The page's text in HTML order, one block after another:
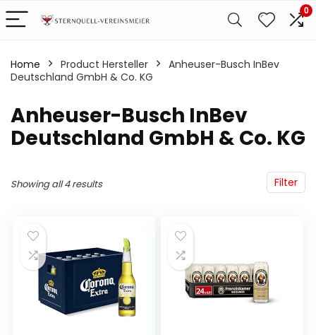
0
Home Product Hersteller
‎Anheuser-Busch InBev
Deutschland GmbH & Co. KG
‎Anheuser-Busch InBev
Deutschland GmbH & Co. KG
Filter
Showing all 4 results